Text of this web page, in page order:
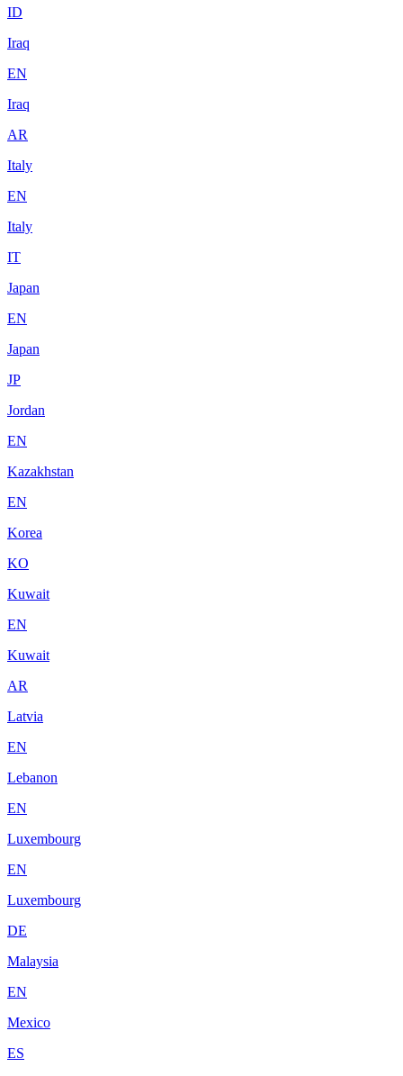
ID
Iraq
EN
Iraq
AR
Italy
EN
Italy
IT
Japan
EN
Japan
JP
Jordan
EN
Kazakhstan
EN
Korea
KO
Kuwait
EN
Kuwait
AR
Latvia
EN
Lebanon
EN
Luxembourg
EN
Luxembourg
DE
Malaysia
EN
Mexico
ES